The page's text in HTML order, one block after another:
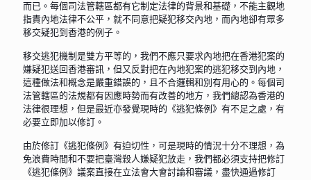
而已。每個司法管轄區都有它制定法律的背景和基礎，不能主觀地
指責內地法律不公平，就不同意把疑犯移交內地，而內地卻有眾多
移交疑犯到香港的例子。
移交逃犯機制是雙方平等的，我們不應只要求內地把在香港犯案的
嫌疑犯送回香港審訊，但又反對把在內地犯案的逃犯移交到內地，
這種做法和概念是嚴重錯誤的，且不合邏輯和別有用心的。每個司
法管轄區的法規都有因應時勢而有改善的地方，我們總認為香港的
法律很理想，但是最近亦發覺現時的《逃犯條例》有不足之處，有
必要立即加以修訂。
由於修訂《逃犯條例》有迫切性，可是現時的情況十分不理想，為
免浪費時間和不要把臺灣殺人嫌疑犯放走，我們都必須支持把修訂
《逃犯條例》議案直接在立法會大會討論和審議，盡快通過修訂